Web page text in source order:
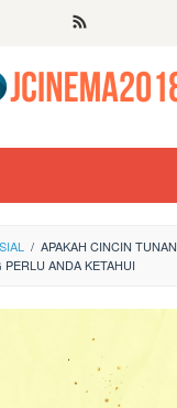
/ APAKAH CINCIN
ANDA KETAHUI